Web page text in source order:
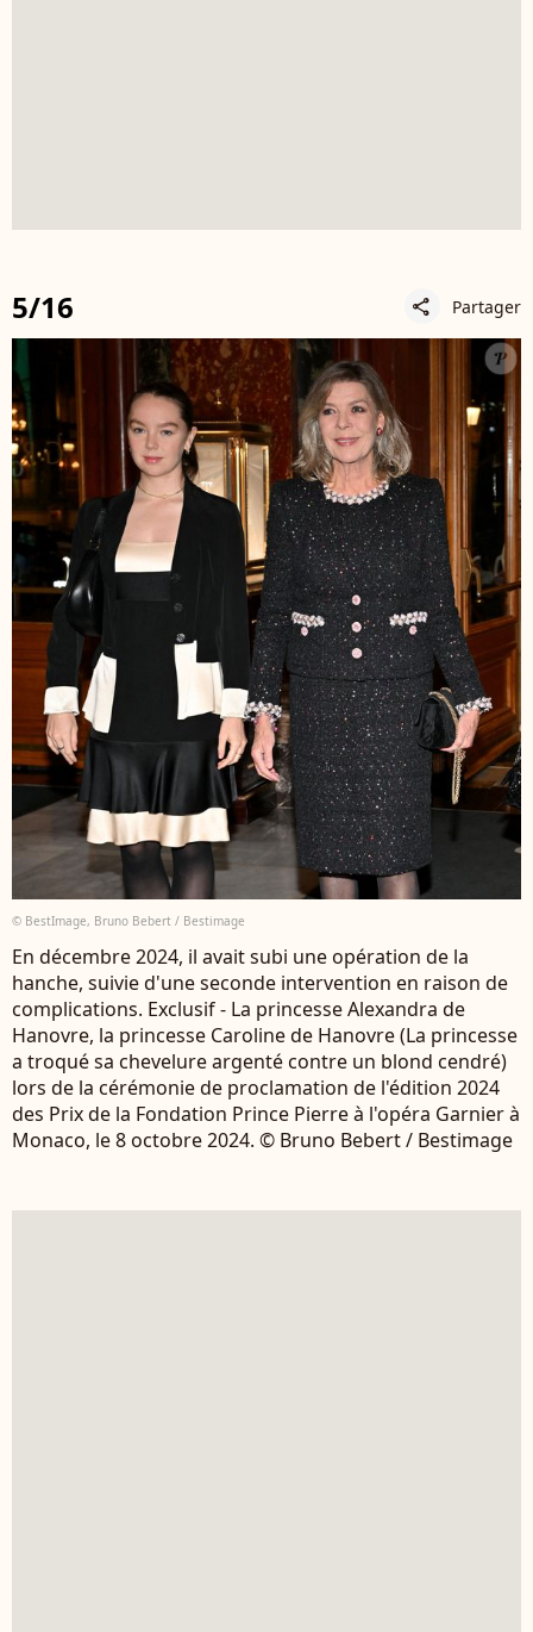
5/16 share Partager
© BestImage, Bruno Bebert / Bestimage
En décembre 2024, il avait subi une opération de la
hanche, suivie d'une seconde intervention en raison de
complications. Exclusif - La princesse Alexandra de
Hanovre, la princesse Caroline de Hanovre (La princesse
a troqué sa chevelure argenté contre un blond cendré)
lors de la cérémonie de proclamation de l'édition 2024
des Prix de la Fondation Prince Pierre à l'opéra Garnier à
Monaco, le 8 octobre 2024. © Bruno Bebert / Bestimage